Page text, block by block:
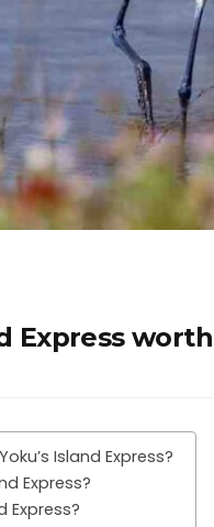
Express
Island Express?
Express?
Express?